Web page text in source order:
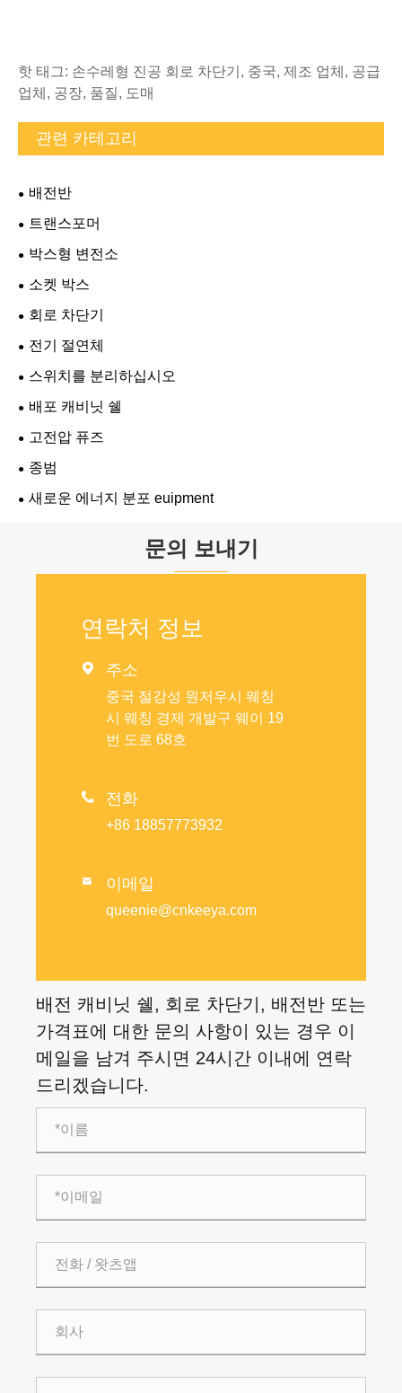
핫 태그: 손수레형 진공 회로 차단기, 중국, 제조 업체, 공급
업체, 공장, 품질, 도매
관련 카테고리
배전반
트랜스포머
박스형 변전소
소켓 박스
회로 차단기
전기 절연체
스위치를 분리하십시오
배포 캐비닛 쉘
고전압 퓨즈
종범
새로운 에너지 분포 euipment
문의 보내기
연락처 정보
 주소
중국 절강성 원저우시 웨칭
시 웨칭 경제 개발구 웨이 19
번 도로 68호
 전화
+86 18857773932
 이메일
queenie@cnkeeya.com
배전 캐비닛 쉘, 회로 차단기, 배전반 또는
가격표에 대한 문의 사항이 있는 경우 이
메일을 남겨 주시면 24시간 이내에 연락
드리겠습니다.